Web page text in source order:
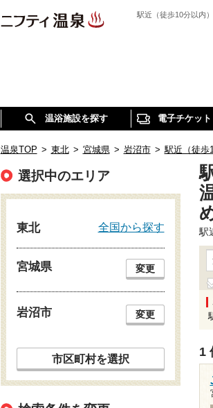
駅近（徒歩10分以内
温浴施設を探す 電子チケッ
温泉TOP > 東北 > 宮城県 > 岩沼市 > 駅近（徒歩
駅
1
選択中のエリア
東北 全国から探す
宮城県 変更
岩沼市 変更
市区町村を選択